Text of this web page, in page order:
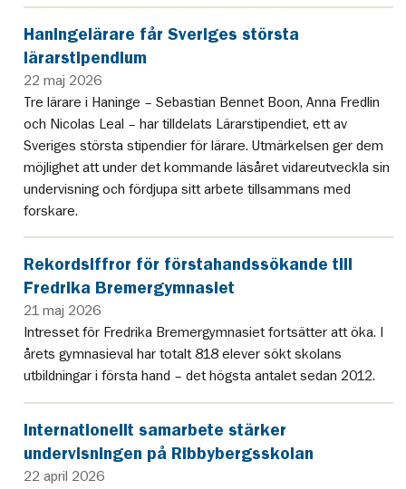
Haningelärare får Sveriges största
lärarstipendium
22 maj 2026
Tre lärare i Haninge – Sebastian Bennet Boon, Anna Fredlin
och Nicolas Leal – har tilldelats Lärarstipendiet, ett av
Sveriges största stipendier för lärare. Utmärkelsen ger dem
möjlighet att under det kommande läsåret vidareutveckla sin
undervisning och fördjupa sitt arbete tillsammans med
forskare.
Rekordsiffror för förstahandssökande till
Fredrika Bremergymnasiet
21 maj 2026
Intresset för Fredrika Bremergymnasiet fortsätter att öka. I
årets gymnasieval har totalt 818 elever sökt skolans
utbildningar i första hand – det högsta antalet sedan 2012.
Internationellt samarbete stärker
undervisningen på Ribbybergsskolan
22 april 2026